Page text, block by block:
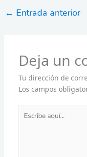
← Entrada anterior
Deja un
Tu dirección de
Los campos
aquí...